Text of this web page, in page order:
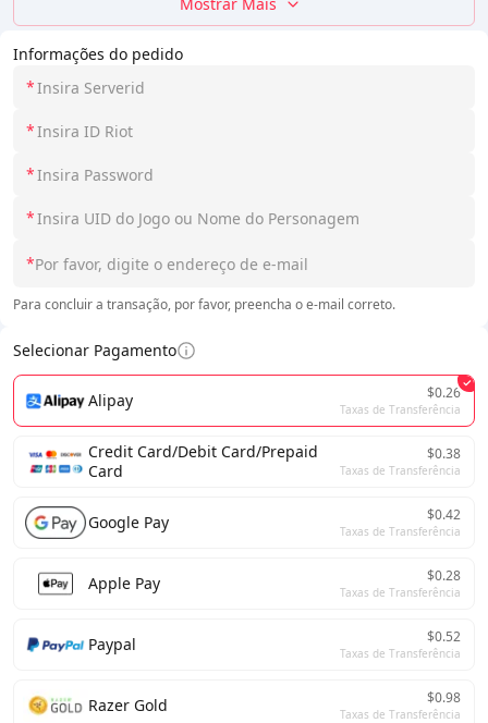
Informações do pedido
*
*
*
*
*
Para concluir a transação, por favor, preencha o e-mail correto.
Selecionar Pagamento
Alipay $0.26
Taxas de Transferência
Credit Card/Debit Card/Prepaid
Card
$0.38
Taxas de Transferência
Google Pay $0.42
Taxas de Transferência
Apple Pay $0.28
Taxas de Transferência
Paypal $0.52
Taxas de Transferência
Razer Gold $0.98
Taxas de Transferência